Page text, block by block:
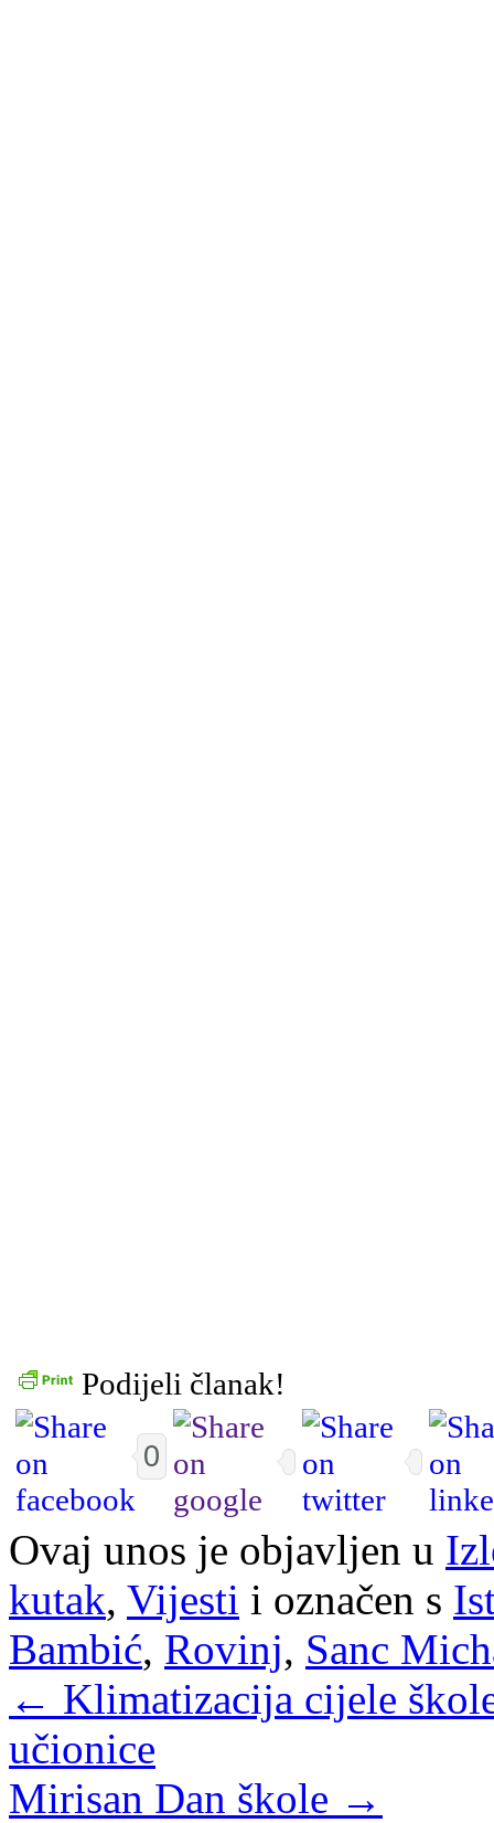
Podijeli članak!
0
Ovaj unos je objavljen u
kutak, Vijesti i označen s
Bambić, Rovinj, Sanc
← Klimatizacija cijele
učionice
Mirisan Dan škole →